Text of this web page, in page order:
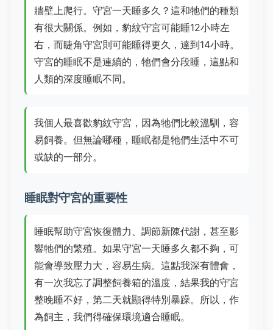
牆壁上爬行。守宮一天睡多久？這和牠們的種類
有很大關係。例如，豹紋守宮可能睡12小時左
右，而睫角守宮則可能睡得更久，達到14小時。
守宮的睡眠不是連續的，牠們會分段睡，這點和
人類的深度睡眠不同。
我個人最喜歡豹紋守宮，因為牠們比較溫馴，容
易飼養。但無論哪種，睡眠都是牠們生活中不可
或缺的一部分。
睡眠對守宮的重要性
睡眠幫助守宮恢復體力、調節新陳代謝，甚至影
響牠們的繁殖。如果守宮一天睡多久都不夠，可
能會導致壓力大，容易生病。這點我深有體會，
有一次我忘了調整飼養箱的溫度，結果我的守宮
整晚睡不好，第二天就顯得特別暴躁。所以，作
為飼主，我們得確保環境適合睡眠。